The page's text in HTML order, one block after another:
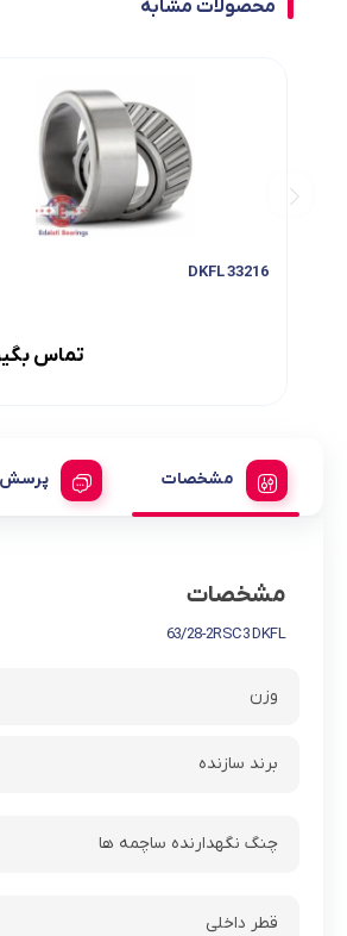
محصولات مشابه
33216 DKFL
تماس
مشخصات پرسش
مشخصات
63/28-2RSC3 DKFL
وزن
برند سازنده
چنگ نگهدارنده ساچمه ها
قطر داخلی